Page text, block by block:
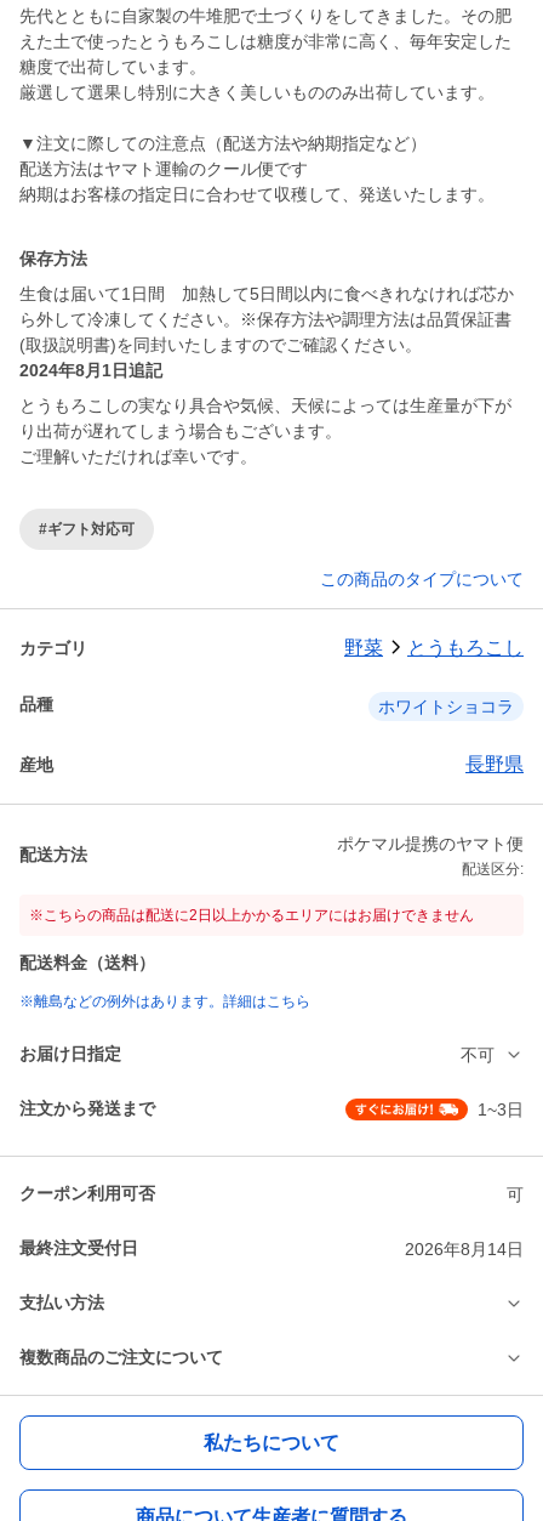
先代とともに自家製の牛堆肥で土づくりをしてきました。その肥
えた土で使ったとうもろこしは糖度が非常に高く、毎年安定した
糖度で出荷しています。
厳選して選果し特別に大きく美しいもののみ出荷しています。
▼注文に際しての注意点（配送方法や納期指定など）
配送方法はヤマト運輸のクール便です
納期はお客様の指定日に合わせて収穫して、発送いたします。
保存方法
生食は届いて1日間 加熱して5日間以内に食べきれなければ芯か
ら外して冷凍してください。※保存方法や調理方法は品質保証書
(取扱説明書)を同封いたしますのでご確認ください。
2024年8月1日追記
とうもろこしの実なり具合や気候、天候によっては生産量が下が
り出荷が遅れてしまう場合もございます。
ご理解いただければ幸いです。
#ギフト対応可
この商品のタイプについて
カテゴリ 野菜 とうもろこし
品種 ホワイトショコラ
産地 長野県
配送方法
ポケマル提携のヤマト便
配送区分:
※こちらの商品は配送に2日以上かかるエリアにはお届けできません
配送料金（送料）
※離島などの例外はあります。詳細はこちら
お届け日指定 不可
注文から発送まで 1~3日
クーポン利用可否 可
最終注文受付日 2026年8月14日
支払い方法
複数商品のご注文について
私たちについて
商品について生産者に質問する